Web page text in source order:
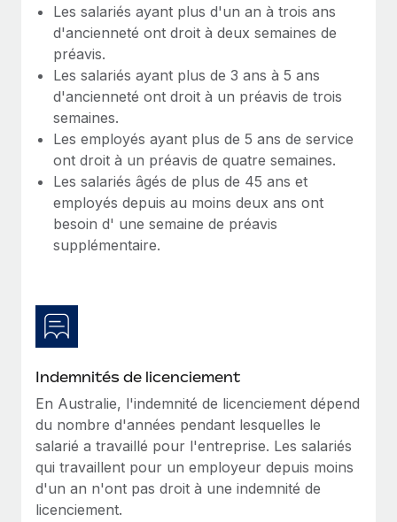
Comment Phiture gère ses 55 employés
répartis dans 19 pays grâce à Remote
Phiture, un leader notable du conseil en matière de
croissance mobile internationale, encourage les...
En savoir plus
Les salariés ayant plus d'un an à trois ans
d'ancienneté ont droit à deux semaines de
préavis.
Les salariés ayant plus de 3 ans à 5 ans
d'ancienneté ont droit à un préavis de trois
semaines.
Les employés ayant plus de 5 ans de service
ont droit à un préavis de quatre semaines.
Les salariés âgés de plus de 45 ans et
employés depuis au moins deux ans ont
besoin d' une semaine de préavis
supplémentaire.
Indemnités de licenciement
En Australie, l'indemnité de licenciement dépend
du nombre d'années pendant lesquelles le
salarié a travaillé pour l'entreprise. Les salariés
qui travaillent pour un employeur depuis moins
d'un an n'ont pas droit à une indemnité de
licenciement.